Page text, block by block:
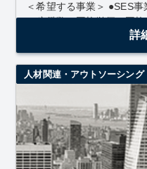
＜希望する事業＞ ●SES
ア稼働数、平均単価、平
●高スキルフリーランス...
詳
人材関連・アウトソーシング